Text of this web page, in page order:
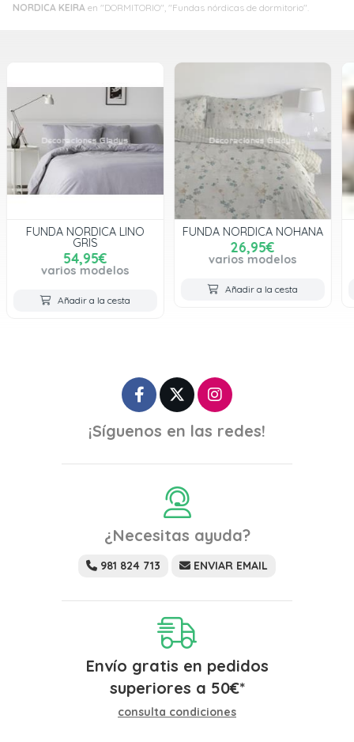
NORDICA KEIRA en "DORMITORIO", "Fundas nórdicas de dormitorio".
FUNDA NORDICA NOHANA
26,95€
varios modelos
FUNDA NORDICA RUST
46,95€
varios modelos
Añadir a la cesta
¡Síguenos en las redes!
¿Necesitas ayuda?
981 824 713 ENVIAR EMAIL
Envío gratis en pedidos
superiores a 50€*
consulta condiciones